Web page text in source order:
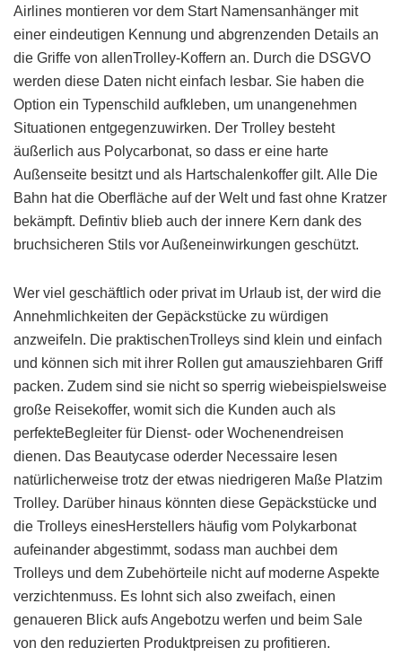
Airlines montieren vor dem Start Namensanhänger mit
einer eindeutigen Kennung und abgrenzenden Details an
die Griffe von allenTrolley-Koffern an. Durch die DSGVO
werden diese Daten nicht einfach lesbar. Sie haben die
Option ein Typenschild aufkleben, um unangenehmen
Situationen entgegenzuwirken. Der Trolley besteht
äußerlich aus Polycarbonat, so dass er eine harte
Außenseite besitzt und als Hartschalenkoffer gilt. Alle Die
Bahn hat die Oberfläche auf der Welt und fast ohne Kratzer
bekämpft. Defintiv blieb auch der innere Kern dank des
bruchsicheren Stils vor Außeneinwirkungen geschützt.
Wer viel geschäftlich oder privat im Urlaub ist, der wird die
Annehmlichkeiten der Gepäckstücke zu würdigen
anzweifeln. Die praktischenTrolleys sind klein und einfach
und können sich mit ihrer Rollen gut amausziehbaren Griff
packen. Zudem sind sie nicht so sperrig wiebeispielsweise
große Reisekoffer, womit sich die Kunden auch als
perfekteBegleiter für Dienst- oder Wochenendreisen
dienen. Das Beautycase oderder Necessaire lesen
natürlicherweise trotz der etwas niedrigeren Maße Platzim
Trolley. Darüber hinaus könnten diese Gepäckstücke und
die Trolleys einesHerstellers häufig vom Polykarbonat
aufeinander abgestimmt, sodass man auchbei dem
Trolleys und dem Zubehörteile nicht auf moderne Aspekte
verzichtenmuss. Es lohnt sich also zweifach, einen
genaueren Blick aufs Angebotzu werfen und beim Sale
von den reduzierten Produktpreisen zu profitieren.